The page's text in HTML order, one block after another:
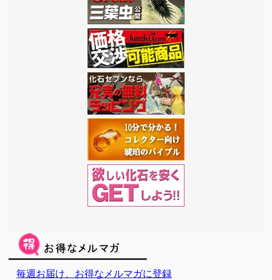
毎週お届け、お得なメルマガに登録